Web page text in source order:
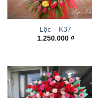
Lộc – K37
1.250.000 ₫